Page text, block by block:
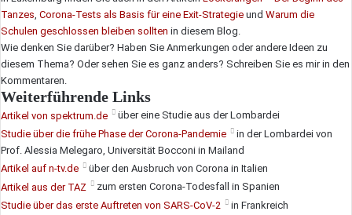
Tanzes, Corona-Tests als Basis für eine Exit-Strategie und Warum die
Schulen geschlossen bleiben sollten in diesem Blog.
Wie denken Sie darüber? Haben Sie Anmerkungen oder andere Ideen zu
diesem Thema? Oder sehen Sie es ganz anders? Schreiben Sie es mir in den
Kommentaren.
Weiterführende Links
Artikel von spektrum.de
über eine Studie aus der Lombardei
Studie über die frühe Phase der Corona-Pandemie
in der Lombardei von
Prof. Alessia Melegaro, Universität Bocconi in Mailand
Artikel auf n-tv.de
über den Ausbruch von Corona in Italien
Artikel aus der TAZ
zum ersten Corona-Todesfall in Spanien
Studie über das erste Auftreten von SARS-CoV-2
in Frankreich